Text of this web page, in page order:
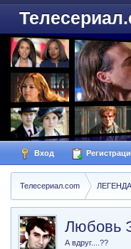
Вход
Телесериал.com
Любовь
А вдруг....??